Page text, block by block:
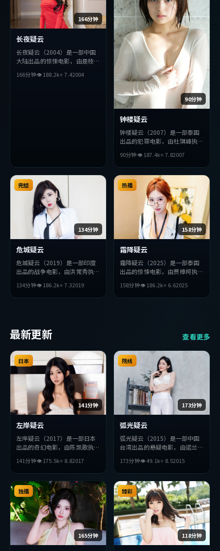
166分钟
长夜疑云
长夜疑云（2004）是一部中国
大陆出品的惊悚电影，由是枝裕
等主演。影片在叙事与视听上力
166分钟👁188.2k⭐7.42004
90分钟
钟楼疑云
钟楼疑云（2007）是一部泰国
出品的犯罪电影，由杜琪峰执
主演。影片在叙事与视听上力求
突破，探讨人性与抉择，节奏张
弛有度，适合喜欢该类型的观众
完整观看。
90分钟👁187.4k⭐7.82007
134分钟
完结
危城疑云
危城疑云（2019）是一部印度
出品的战争电影，由洪常秀执
演。影片在叙事与视听上力求突
破，探讨人性与抉择，节奏张弛
134分钟👁186.2k⭐7.32019
158分钟
热播
霜降疑云
霜降疑云（2025）是一部泰国
出品的惊悚电影，由贾樟柯执
演。影片在叙事与视听上力求突
破，探讨人性与抉择，节奏张弛
158分钟👁186.2k⭐ 6.62025
最新更新 查看更多
141分钟
日本
左岸疑云
左岸疑云（2017）是一部日本
出品的奇幻电影，由陈凯歌执
演。影片在叙事与视听上力求突
破，探讨人性与抉择，节奏张弛
有度，适合喜欢该类型的观众完
整观看。
141分钟👁175.5k⭐ 8.82017
173分钟
院线
弧光疑云
弧光疑云（2015）是一部中国
台湾出品的悬疑电影，由诺兰执
演。影片在叙事与视听上力求突
破，探讨人性与抉择，节奏张弛
有度，适合喜欢该类型的观众完
整观看。
173分钟👁49.1k⭐ 8.52015
165分钟
独播
118分钟
臻彩